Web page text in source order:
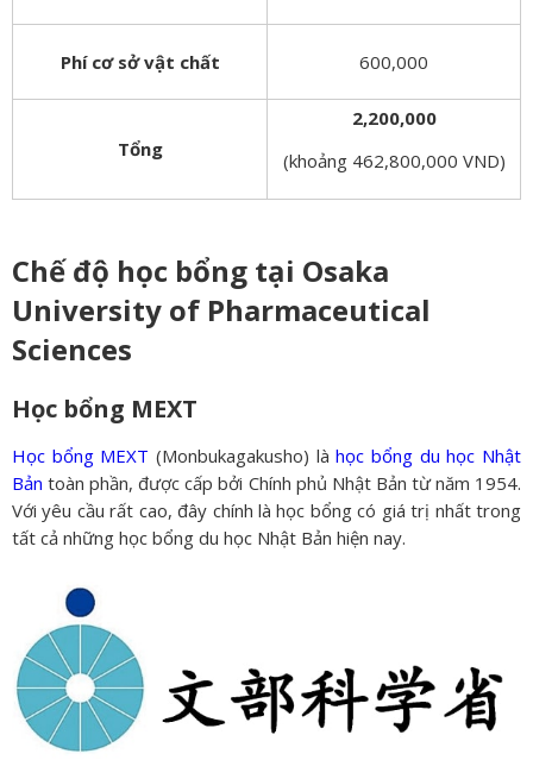
Phí cơ sở vật chất 600,000
Tổng
2,200,000
(khoảng 462,800,000 VND)
Chế độ học bổng tại Osaka
University of Pharmaceutical
Sciences
Học bổng MEXT
Học bổng MEXT (Monbukagakusho) làhọc bổng du học Nhật
Bản toàn phần, được cấp bởi Chính phủ Nhật Bản từ năm 1954.
Với yêu cầu rất cao, đây chính là học bổng có giá trị nhất trong
tất cả những học bổng du học Nhật Bản hiện nay.